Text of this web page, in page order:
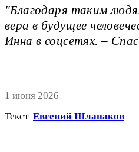
"Благодаря таким
вера в будущее
Инна в соцсетях. –
1 июня 2026
Текст Евгений Шлапаков